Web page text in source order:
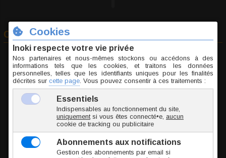
Commander
A Jonc / Tige
B Long. int.
Boule
NCA012-1.6/10/5
8.6 g
9.95 € TTC l'unité